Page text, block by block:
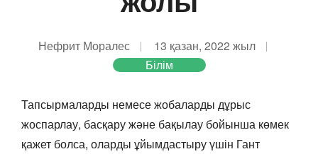
Нефрит Моралес
13 қазан, 2022 жыл
Білім
Тапсырмаларды немесе жобаларды дұрыс
жоспарлау, басқару және бақылау бойынша көмек
қажет болса, оларды ұйымдастыру үшін Гант